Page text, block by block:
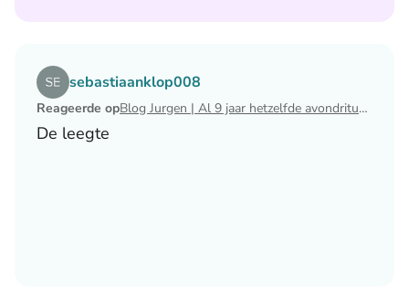
sebastiaanklop008
Reageerde op Blog Jurgen | Al 9 jaar hetzelfde avondritueel
De leegte
Lees het artikel Blog Jurgen | Al 9 jaar hetzelfde